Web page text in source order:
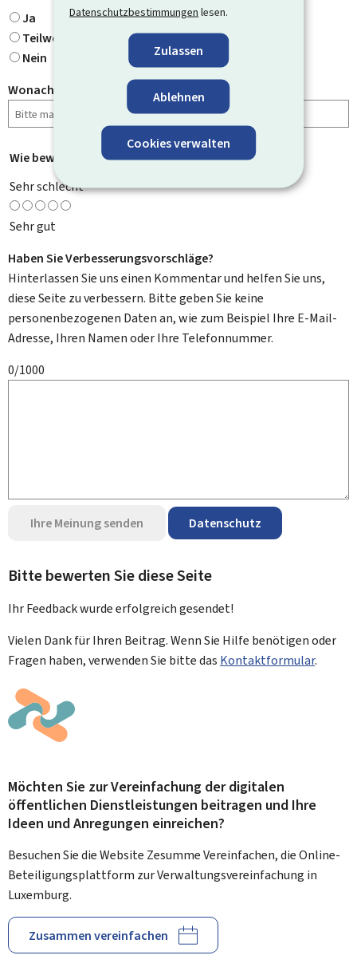
Datenschutzbestimmungen lesen.
Zulassen
Ablehnen
Cookies verwalten
Ja
Teilweise
Nein
Wonach haben Sie gesucht?
Wie bewerten Sie diese Seite? *
Sehr schlecht
Sehr gut
Haben Sie Verbesserungsvorschläge?
Hinterlassen Sie uns einen Kommentar und helfen Sie uns,
diese Seite zu verbessern. Bitte geben Sie keine
personenbezogenen Daten an, wie zum Beispiel Ihre E-Mail-
Adresse, Ihren Namen oder Ihre Telefonnummer.
0/1000
Ihre Meinung senden Datenschutz
Bitte bewerten Sie diese Seite
Ihr Feedback wurdeerfolgreichgesendet!
Vielen Dank für Ihren Beitrag. Wenn Sie Hilfe benötigen oder
Fragen haben, verwenden Sie bitte das Kontaktformular.
Möchten Sie zur Vereinfachung der digitalen
öffentlichen Dienstleistungen beitragen und Ihre
Ideen und Anregungen einreichen?
Besuchen Sie die Website Zesumme Vereinfachen, die Online-
Beteiligungsplattform zur Verwaltungsvereinfachung in
Luxemburg.
Zusammen vereinfachen